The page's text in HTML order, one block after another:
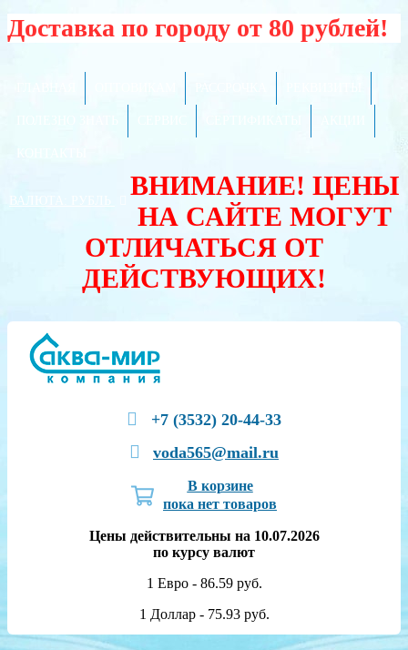
Доставка по городу от 80 рублей!
ВАЛЮТА:
ВНИМАНИЕ! ЦЕНЫ
НА САЙТЕ МОГУТ
ОТЛИЧАТЬСЯ ОТ
ДЕЙСТВУЮЩИХ!
+7 (3532) 20-44-33
voda565@mail.ru
В корзине
пока нет товаров
Цены действительны на 10.07.2026
по курсу валют
1 Евро - 86.59 руб.
1 Доллар - 75.93 руб.